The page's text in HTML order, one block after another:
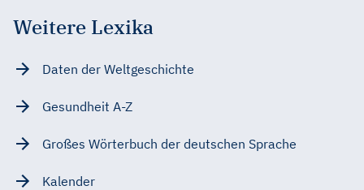
Weitere Lexika
Daten der Weltgeschichte
Gesundheit A-Z
Großes Wörterbuch der deutschen Sprache
Kalender